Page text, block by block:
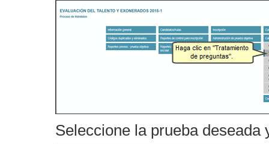
Seleccione la prueba deseada